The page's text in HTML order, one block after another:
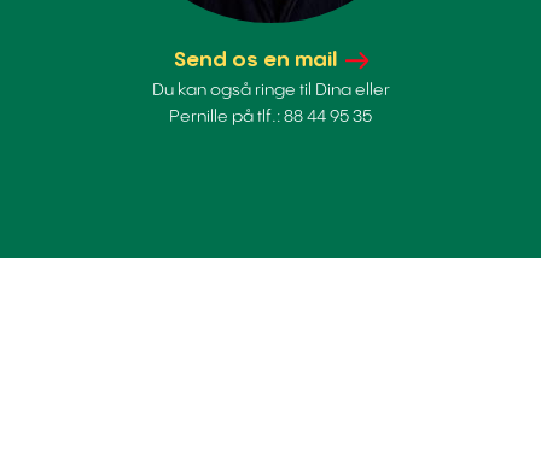
Send os en mail
Du kan også ringe til Dina eller
Pernille på tlf.: 88 44 95 35